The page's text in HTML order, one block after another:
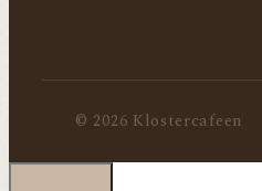
© 2026 Klostercafeen